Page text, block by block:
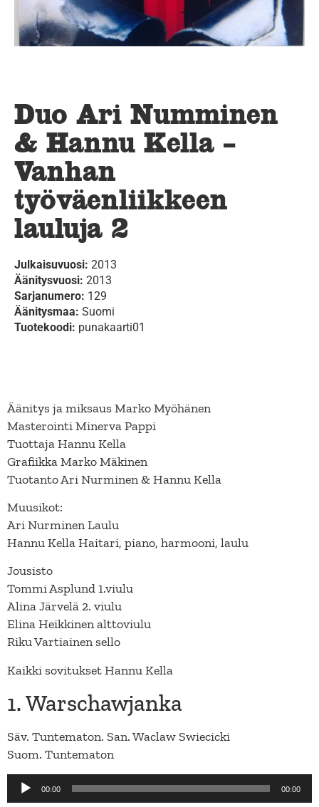
Duo Ari Numminen
& Hannu Kella –
Vanhan
työväenliikkeen
lauluja 2
Julkaisuvuosi: 2013
Äänitysvuosi: 2013
Sarjanumero: 129
Äänitysmaa: Suomi
Tuotekoodi: punakaarti01
Äänitys ja miksaus Marko Myöhänen
Masterointi Minerva Pappi
Tuottaja Hannu Kella
Grafiikka Marko Mäkinen
Tuotanto Ari Nurminen & Hannu Kella
Muusikot:
Ari Nurminen Laulu
Hannu Kella Haitari, piano, harmooni, laulu
Jousisto
Tommi Asplund 1.viulu
Alina Järvelä 2. viulu
Elina Heikkinen alttoviulu
Riku Vartiainen sello
Kaikki sovitukset Hannu Kella
1. Warschawjanka
Säv. Tuntematon. San. Waclaw Swiecicki
Suom. Tuntematon
Äänitoistin
00:00 00:00